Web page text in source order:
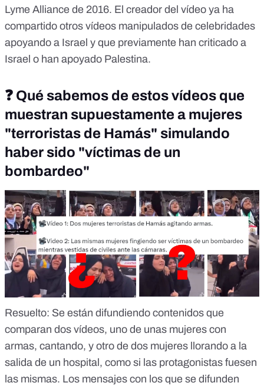
Lyme Alliance de 2016. El creador del vídeo ya ha
compartido otros vídeos manipulados de celebridades
apoyando a Israel y que previamente han criticado a
Israel o han apoyado Palestina.
❓ Qué sabemos de estos vídeos que
muestran supuestamente a mujeres
"terroristas de Hamás" simulando
haber sido "víctimas de un
bombardeo"
Resuelto: Se están difundiendo contenidos que
comparan dos vídeos, uno de unas mujeres con
armas, cantando, y otro de dos mujeres llorando a la
salida de un hospital, como si las protagonistas fuesen
las mismas. Los mensajes con los que se difunden